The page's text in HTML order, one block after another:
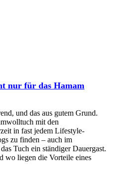
nur für das Hamam
und das aus gutem Grund.
mit den
in fast jedem Lifestyle-
zu finden – auch im
Tuch ein ständiger Dauergast.
wo liegen die Vorteile eines